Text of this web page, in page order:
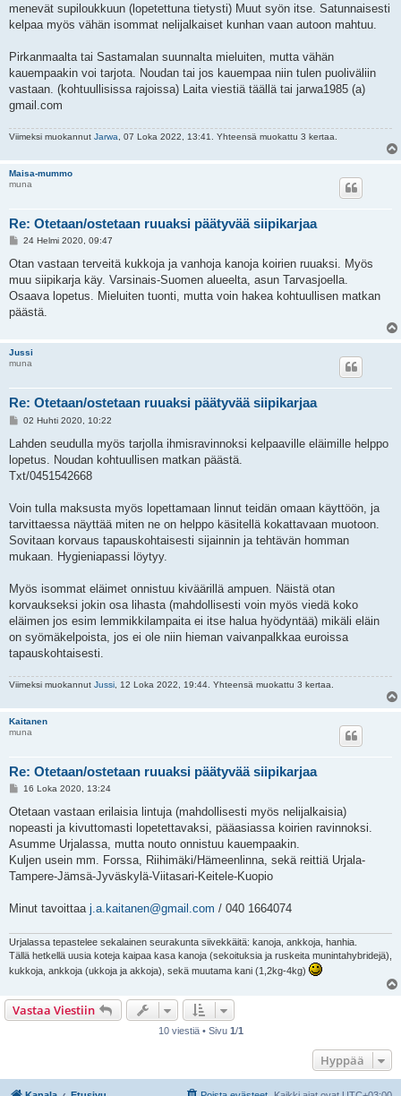
menevät supiloukkuun (lopetettuna tietysti) Muut syön itse. Satunnaisesti
kelpaa myös vähän isommat nelijalkaiset kunhan vaan autoon mahtuu.
Pirkanmaalta tai Sastamalan suunnalta mieluiten, mutta vähän
kauempaakin voi tarjota. Noudan tai jos kauempaa niin tulen puoliväliin
vastaan. (kohtuullisissa rajoissa) Laita viestiä täällä tai jarwa1985 (a)
gmail.com
Viimeksi muokannut Jarwa , 07 Loka 2022, 13:41. Yhteensä muokattu 3 kertaa.
Maisa-mummo
muna
Re: Otetaan/ostetaan ruuaksi päätyvää siipikarjaa
V
e
t
i
24 Helmi 2020, 09:47
Otan vastaan terveitä kukkoja ja vanhoja kanoja koirien ruuaksi. Myös
muu siipikarja käy. Varsinais-Suomen alueelta, asun Tarvasjoella.
Osaava lopetus. Mieluiten tuonti, mutta voin hakea kohtuullisen matkan
päästä.
Jussi
muna
Re: Otetaan/ostetaan ruuaksi päätyvää siipikarjaa
V
e
t
i
02 Huhti 2020, 10:22
Lahden seudulla myös tarjolla ihmisravinnoksi kelpaaville eläimille helppo
lopetus. Noudan kohtuullisen matkan päästä.
Txt/0451542668
Voin tulla maksusta myös lopettamaan linnut teidän omaan käyttöön, ja
tarvittaessa näyttää miten ne on helppo käsitellä kokattavaan muotoon.
Sovitaan korvaus tapauskohtaisesti sijainnin ja tehtävän homman
mukaan. Hygieniapassi löytyy.
Myös isommat eläimet onnistuu kiväärillä ampuen. Näistä otan
korvaukseksi jokin osa lihasta (mahdollisesti voin myös viedä koko
eläimen jos esim lemmikkilampaita ei itse halua hyödyntää) mikäli eläin
on syömäkelpoista, jos ei ole niin hieman vaivanpalkkaa euroissa
tapauskohtaisesti.
Viimeksi muokannut Jussi , 12 Loka 2022, 19:44. Yhteensä muokattu 3 kertaa.
Kaitanen
muna
Re: Otetaan/ostetaan ruuaksi päätyvää siipikarjaa
V
e
t
i
16 Loka 2020, 13:24
Otetaan vastaan erilaisia lintuja (mahdollisesti myös nelijalkaisia)
nopeasti ja kivuttomasti lopetettavaksi, pääasiassa koirien ravinnoksi.
Asumme Urjalassa, mutta nouto onnistuu kauempaakin.
Kuljen usein mm. Forssa, Riihimäki/Hämeenlinna, sekä reittiä Urjala-
Tampere-Jämsä-Jyväskylä-Viitasari-Keitele-Kuopio
Minut tavoittaa j.a.kaitanen@gmail.com / 040 1664074
Urjalassa tepastelee sekalainen seurakunta siivekkäitä: kanoja, ankkoja, hanhia.
Tällä hetkellä uusia koteja kaipaa kasa kanoja (sekoituksia ja ruskeita munintahybridejä),
kukkoja, ankkoja (ukkoja ja akkoja), sekä muutama kani (1,2kg-4kg)
Vastaa Viestiin
10 viestiä • Sivu 1/1
Hyppää